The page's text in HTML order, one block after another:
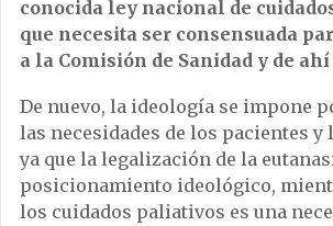
conocida ley nacional de
que necesita ser consensuada
a la Comisión de Sanidad y de
De nuevo, la ideología se impone
las necesidades de los pacientes y
ya que la legalización de la
posicionamiento ideológico,
los cuidados paliativos es una